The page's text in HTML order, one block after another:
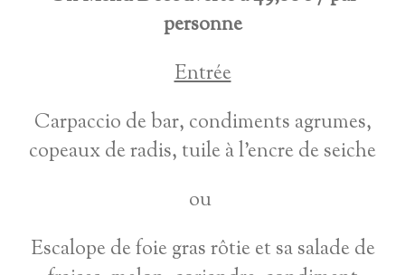
personne
Entrée
Carpaccio de bar, condiments agrumes,
copeaux de radis, tuile à l'encre de seiche
ou
Escalope de foie gras rôtie et sa salade de